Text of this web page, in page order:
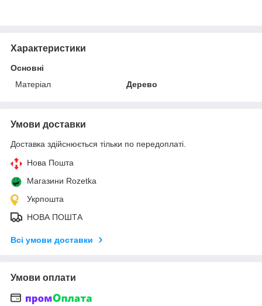
Характеристики
Основні
Матеріал
Дерево
Умови доставки
Доставка здійснюється тільки по передоплаті.
Нова Пошта
Магазини Rozetka
Укрпошта
НОВА ПОШТА
Всі умови доставки
Умови оплати